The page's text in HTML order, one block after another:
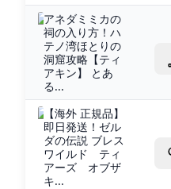
アネダミミカの
祠の入り方！ハ
テノ湾ほとりの
洞窟攻略【ティ
アキン】 とあ
る...
【海外 正規品】
即日発送！ゼル
ダの伝説 ブレス
ワイルド ティ
アーズ オブザ
キ...